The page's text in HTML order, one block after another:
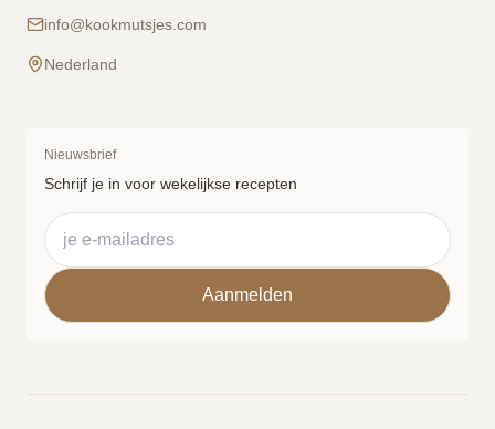
info@kookmutsjes.com
Nederland
Nieuwsbrief
Schrijf je in voor wekelijkse recepten